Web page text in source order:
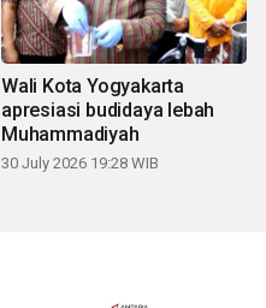
Wali Kota Yogyakarta
apresiasi budidaya lebah
Muhammadiyah
30 July 2026 19:28 WIB